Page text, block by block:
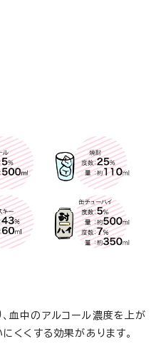
血中のアルコール濃度を上が
くくする効果があります。